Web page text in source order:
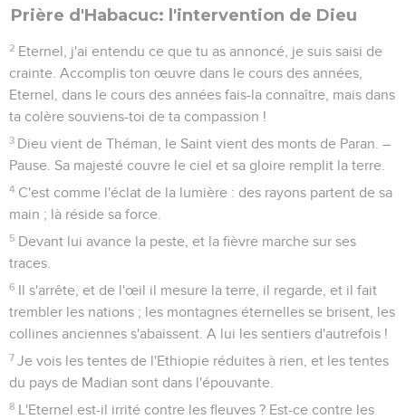
Prière d'Habacuc: l'intervention de Dieu
2 Eternel, j'ai entendu ce que tu as annoncé, je suis saisi de
crainte. Accomplis ton œuvre dans le cours des années,
Eternel, dans le cours des années fais-la connaître, mais dans
ta colère souviens-toi de ta compassion !
3 Dieu vient de Théman, le Saint vient des monts de Paran. –
Pause. Sa majesté couvre le ciel et sa gloire remplit la terre.
4 C'est comme l'éclat de la lumière : des rayons partent de sa
main ; là réside sa force.
5 Devant lui avance la peste, et la fièvre marche sur ses
traces.
6 Il s'arrête, et de l'œil il mesure la terre, il regarde, et il fait
trembler les nations ; les montagnes éternelles se brisent, les
collines anciennes s'abaissent. A lui les sentiers d'autrefois !
7 Je vois les tentes de l'Ethiopie réduites à rien, et les tentes
du pays de Madian sont dans l'épouvante.
8 L'Eternel est-il irrité contre les fleuves ? Est-ce contre les